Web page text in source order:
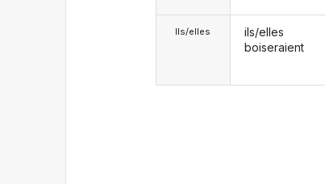
Ils/elles
ils/elles
boiseraient